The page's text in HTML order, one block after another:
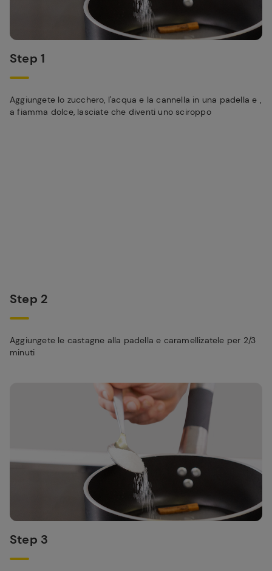
Step 1
Aggiungete lo zucchero, l'acqua e la cannella in una padella e ,
a fiamma dolce, lasciate che diventi uno sciroppo
Step 2
Aggiungete le castagne alla padella e caramellizatele per 2/3
minuti
Step 3